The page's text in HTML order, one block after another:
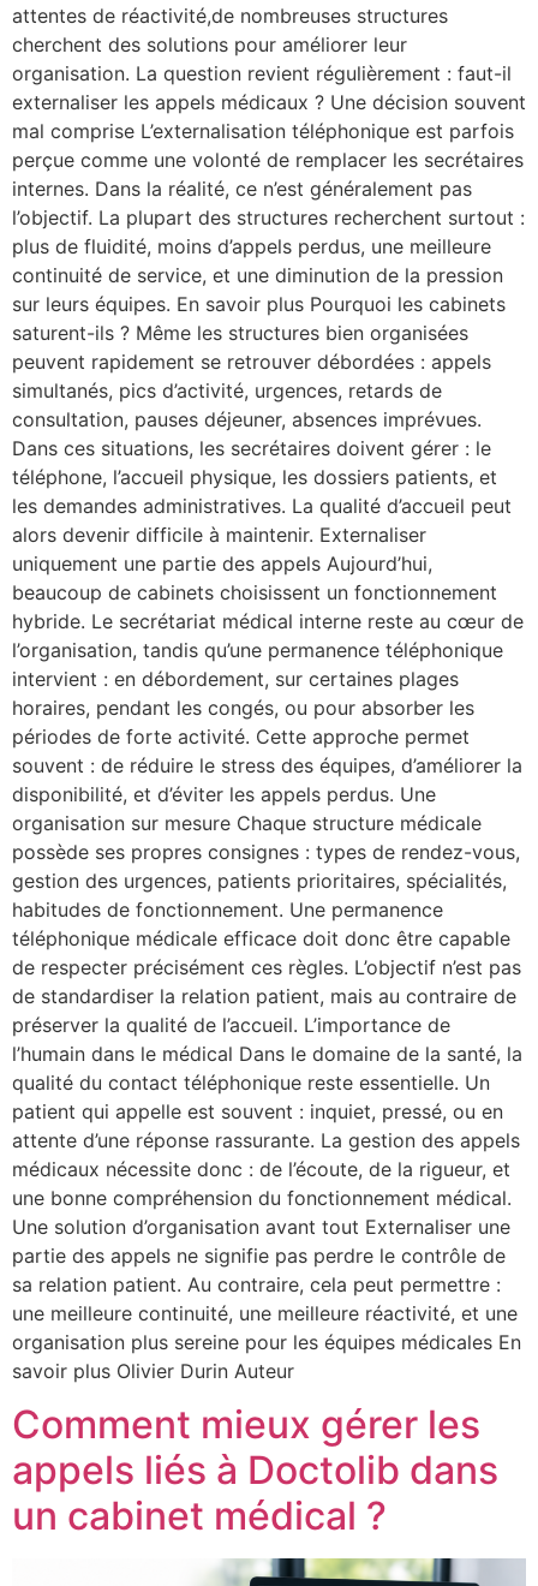
attentes de réactivité,de nombreuses structures
cherchent des solutions pour améliorer leur
organisation. La question revient régulièrement : faut-il
externaliser les appels médicaux ? Une décision souvent
mal comprise L’externalisation téléphonique est parfois
perçue comme une volonté de remplacer les secrétaires
internes. Dans la réalité, ce n’est généralement pas
l’objectif. La plupart des structures recherchent surtout :
plus de fluidité, moins d’appels perdus, une meilleure
continuité de service, et une diminution de la pression
sur leurs équipes. En savoir plus Pourquoi les cabinets
saturent-ils ? Même les structures bien organisées
peuvent rapidement se retrouver débordées : appels
simultanés, pics d’activité, urgences, retards de
consultation, pauses déjeuner, absences imprévues.
Dans ces situations, les secrétaires doivent gérer : le
téléphone, l’accueil physique, les dossiers patients, et
les demandes administratives. La qualité d’accueil peut
alors devenir difficile à maintenir. Externaliser
uniquement une partie des appels Aujourd’hui,
beaucoup de cabinets choisissent un fonctionnement
hybride. Le secrétariat médical interne reste au cœur de
l’organisation, tandis qu’une permanence téléphonique
intervient : en débordement, sur certaines plages
horaires, pendant les congés, ou pour absorber les
périodes de forte activité. Cette approche permet
souvent : de réduire le stress des équipes, d’améliorer la
disponibilité, et d’éviter les appels perdus. Une
organisation sur mesure Chaque structure médicale
possède ses propres consignes : types de rendez-vous,
gestion des urgences, patients prioritaires, spécialités,
habitudes de fonctionnement. Une permanence
téléphonique médicale efficace doit donc être capable
de respecter précisément ces règles. L’objectif n’est pas
de standardiser la relation patient, mais au contraire de
préserver la qualité de l’accueil. L’importance de
l’humain dans le médical Dans le domaine de la santé, la
qualité du contact téléphonique reste essentielle. Un
patient qui appelle est souvent : inquiet, pressé, ou en
attente d’une réponse rassurante. La gestion des appels
médicaux nécessite donc : de l’écoute, de la rigueur, et
une bonne compréhension du fonctionnement médical.
Une solution d’organisation avant tout Externaliser une
partie des appels ne signifie pas perdre le contrôle de
sa relation patient. Au contraire, cela peut permettre :
une meilleure continuité, une meilleure réactivité, et une
organisation plus sereine pour les équipes médicales En
savoir plus Olivier Durin Auteur
Comment mieux gérer les
appels liés à Doctolib dans
un cabinet médical ?